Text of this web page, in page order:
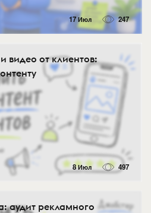
17 Июл 247
видео от клиентов:
8 Июл 497
аудит рекламного